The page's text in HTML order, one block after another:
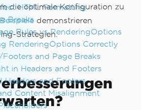
HTML Formatting
Breaks
Rules vs RenderingOptions
RenderingOptions Correctly
Footers and Page Breaks
in Headers and Footers
Headers and Footers
Content Misalignment
die optimale Konfiguration zu
demonstrieren
Strategien.